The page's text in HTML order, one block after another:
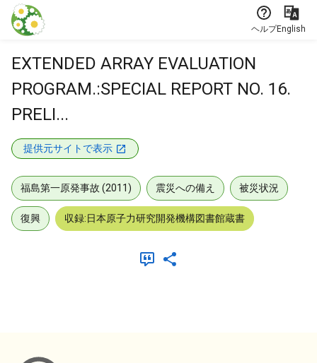
本文に飛ぶ
ヘルプEnglish
EXTENDED ARRAY EVALUATION
PROGRAM.:SPECIAL REPORT NO. 16.
PRELI...
提供元サイトで表示
福島第一原発事故 (2011) 震災への備え 被災状況
復興 収録:日本原子力研究開発機構図書館蔵書